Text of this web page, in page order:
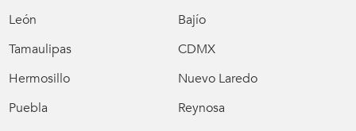
León
Bajío
Tamaulipas
CDMX
Hermosillo
Nuevo Laredo
Puebla
Reynosa